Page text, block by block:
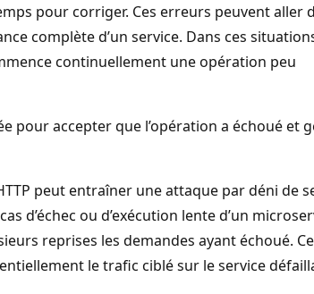
pour corriger. Ces erreurs peuvent aller
complète d’un service. Dans ces
continuellement une opération peu
pour accepter que l’opération a échoué et
peut entraîner une attaque par déni de
d’échec ou d’exécution lente d’un
reprises les demandes ayant échoué.
le trafic ciblé sur le service